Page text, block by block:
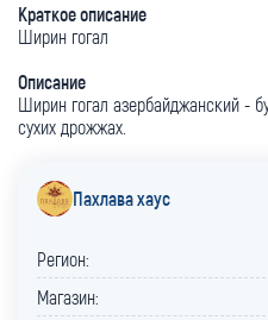
Краткое описание
Ширин гогал
Описание
Ширин гогал азербайджанский -
сухих дрожжах.
Пахлава хаус
Регион:
Магазин: